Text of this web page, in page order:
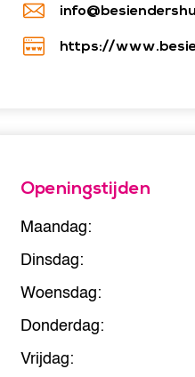
https://
Openingstijden
Maandag:
Dinsdag:
Woensdag:
Donderdag:
Vrijdag: